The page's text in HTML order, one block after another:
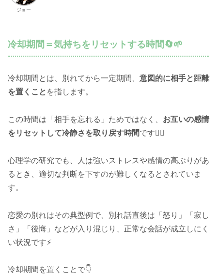
ジョー
冷却期間＝気持ちをリセットする時間🔄🌱
冷却期間とは、別れてから一定期間、 意図的に相手と距離
を置くこと を指します。
この時間は「相手を忘れる」ためではなく、 お互いの感情
をリセットして冷静さを取り戻す時間です🧘‍♂️
心理学の研究でも、人は強いストレスや感情の高ぶりがあ
るとき、適切な判断を下すのが難しくなるとされていま
す。
恋愛の別れはその典型例で、別れ話直後は「怒り」「寂し
さ」「後悔」などが入り混じり、正常な会話が成立しにく
い状況です⚡
冷却期間を置くことで👇